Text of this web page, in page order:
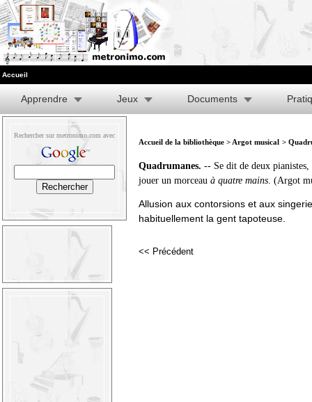
Accueil
Apprendre Jeux Documents
Rechercher sur metronimo.com avec
Accueil de la bibliothèque > Argot musical >
Quadrumanes. -- Se dit de deux
jouer un morceau à quatre mains . (Argot
Allusion aux contorsions et aux
habituellement la gent tapoteuse.
<< Précédent